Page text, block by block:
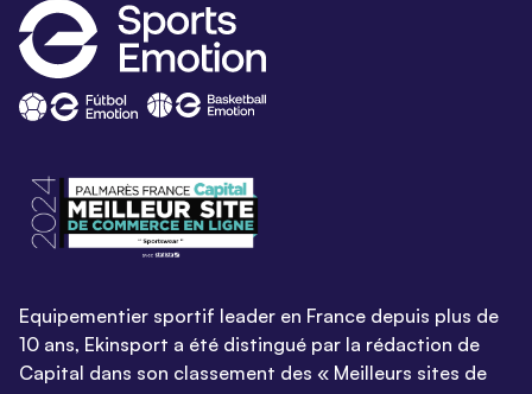
Equipementier sportif leader en France depuis plus de
10 ans, Ekinsport a été distingué par la rédaction de
Capital dans son classement des « Meilleurs sites de